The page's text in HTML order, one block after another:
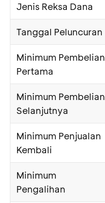
Jenis Reksa Dana
Tanggal Peluncuran
Minimum Pembelian
Pertama
Minimum Pembelian
Selanjutnya
Minimum Penjualan
Kembali
Minimum
Pengalihan